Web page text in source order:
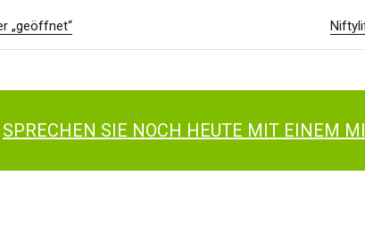
„geöffnet“
SPRECHEN SIE NOCH HEUTE MIT EINEM